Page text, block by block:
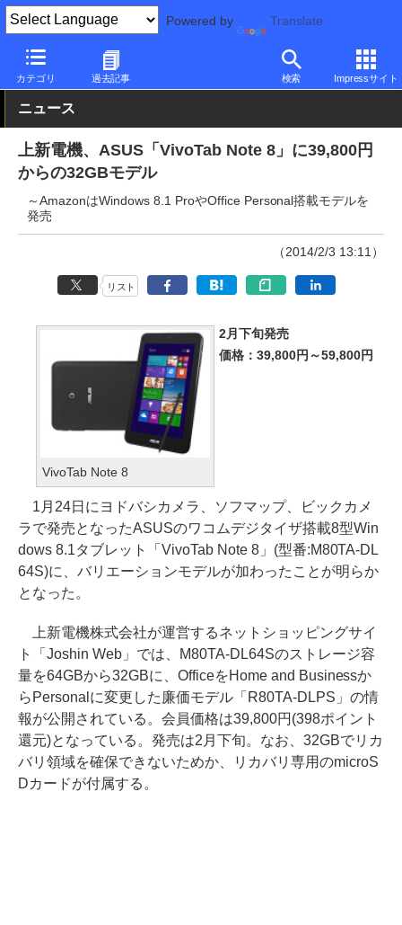
Powered by Translate
カテゴリ 過去記事 検索 Impressサイト
PC Watch パソコン/タブレット/スマートフォン タブレット
ニュース
上新電機、ASUS「VivoTab Note 8」に39,800円
からの32GBモデル
～AmazonはWindows 8.1 ProやOffice Personal搭載モデルを
発売
（2014/2/3 13:11）
リスト
VivoTab Note 8
2月下旬発売
価格：39,800円～59,800円
1月24日にヨドバシカメラ、ソフマップ、ビックカメ
ラで発売となったASUSのワコムデジタイザ搭載8型Win
dows 8.1タブレット「VivoTab Note 8」(型番:M80TA-DL
64S)に、バリエーションモデルが加わったことが明らか
となった。
上新電機株式会社が運営するネットショッピングサイ
ト「Joshin Web」では、M80TA-DL64Sのストレージ容
量を64GBから32GBに、OfficeをHome and Businessか
らPersonalに変更した廉価モデル「R80TA-DLPS」の情
報が公開されている。会員価格は39,800円(398ポイント
還元)となっている。発売は2月下旬。なお、32GBでリカ
バリ領域を確保できないためか、リカバリ専用のmicroS
Dカードが付属する。